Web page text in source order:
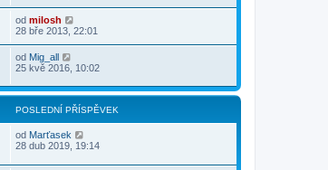
od milosh
28 bře 2013, 22:01
od Mig_all
25 kvě 2016, 10:02
POSLEDNÍ PŘÍSPĚVEK
od Marťasek
28 dub 2019, 19:14